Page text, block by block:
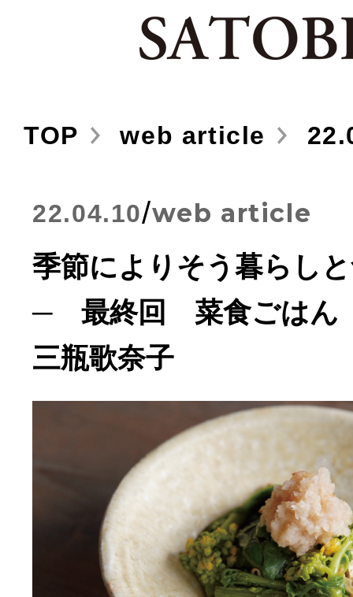
TOP web article
22.04.10/web article
季節によりそう暮ら
─ 最終回 菜食ごは
三瓶歌奈子